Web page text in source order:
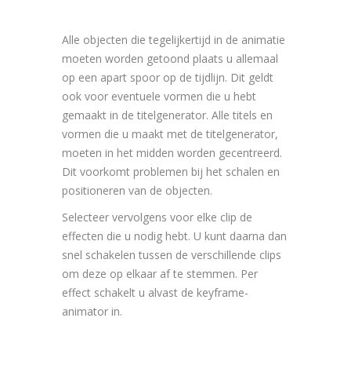
Alle objecten die tegelijkertijd in de animatie
moeten worden getoond plaats u allemaal
op een apart spoor op de tijdlijn. Dit geldt
ook voor eventuele vormen die u hebt
gemaakt in de titelgenerator. Alle titels en
vormen die u maakt met de titelgenerator,
moeten in het midden worden gecentreerd.
Dit voorkomt problemen bij het schalen en
positioneren van de objecten.
Selecteer vervolgens voor elke clip de
effecten die u nodig hebt. U kunt daarna dan
snel schakelen tussen de verschillende clips
om deze op elkaar af te stemmen. Per
effect schakelt u alvast de keyframe-
animator in.